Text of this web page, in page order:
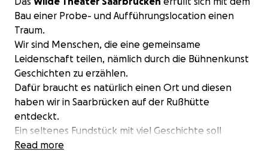
Bau einer Probe- und Aufführungslocation einen
Traum.
Wir sind Menschen, die eine gemeinsame
Leidenschaft teilen, nämlich durch die Bühnenkunst
Geschichten zu erzählen.
Dafür braucht es natürlich einen Ort und diesen
haben wir in Saarbrücken auf der Rußhütte
entdeckt.
Ein seltenes Fundstück mit viel Geschichte soll
umgebaut werden. Ursprünglich haben in dieser
Read more